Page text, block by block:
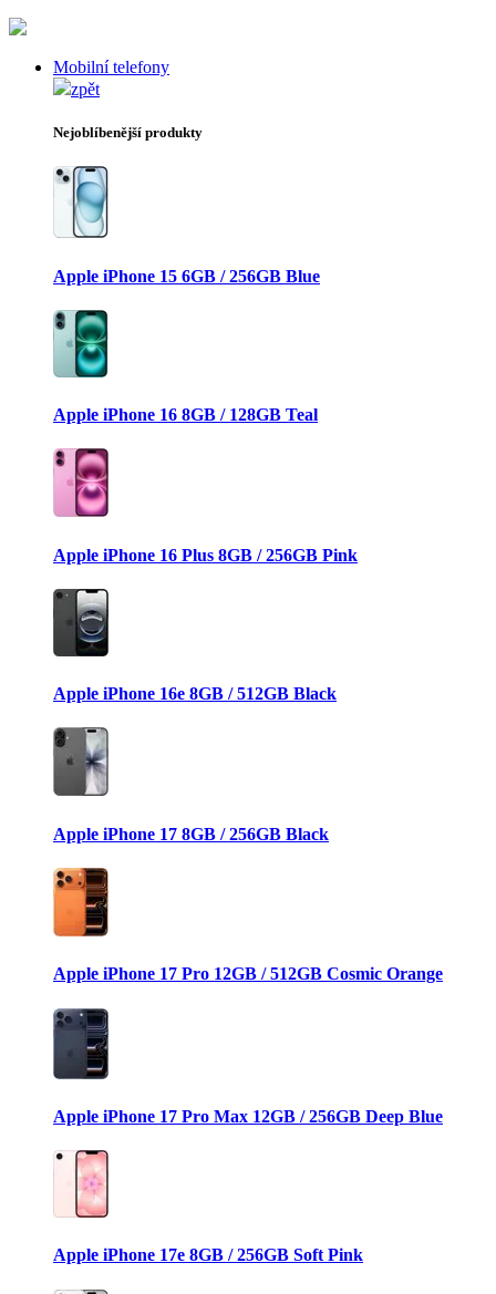
Mobilní telefony
zpět
Nejoblíbenější produkty
Apple iPhone 15 6GB / 256GB Blue
Apple iPhone 16 8GB / 128GB Teal
Apple iPhone 16 Plus 8GB / 256GB Pink
Apple iPhone 16e 8GB / 512GB Black
Apple iPhone 17 8GB / 256GB Black
Apple iPhone 17 Pro 12GB / 512GB Cosmic Orange
Apple iPhone 17 Pro Max 12GB / 256GB Deep Blue
Apple iPhone 17e 8GB / 256GB Soft Pink